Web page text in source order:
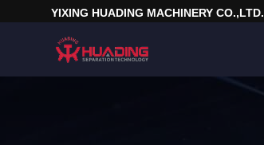
YIXING HUADING MACHINERY CO.,LTD.